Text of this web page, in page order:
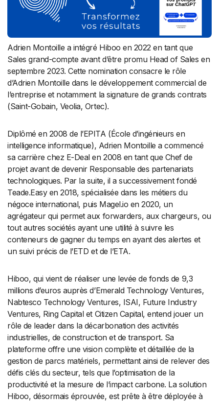
Adrien Montoille a intégré Hiboo en 2022 en tant que
Sales grand-compte avant d’être promu Head of Sales en
septembre 2023. Cette nomination consacre le rôle
d’Adrien Montoille dans le développement commercial de
l’entreprise et notamment la signature de grands contrats
(Saint-Gobain, Veolia, Ortec).
Diplômé en 2008 de l’EPITA (École d’ingénieurs en
intelligence informatique), Adrien Montoille a commencé
sa carrière chez E-Deal en 2008 en tant que Chef de
projet avant de devenir Responsable des partenariats
technologiques. Par la suite, il a successivement fondé
Teade.Easy en 2018, spécialisée dans les métiers du
négoce international, puis Magel.io en 2020, un
agrégateur qui permet aux forwarders, aux chargeurs, ou
tout autres sociétés ayant une utilité à suivre les
conteneurs de gagner du temps en ayant des alertes et
un suivi précis de l’ETD et de l’ETA.
Hiboo, qui vient de réaliser une levée de fonds de 9,3
millions d’euros auprès d’Emerald Technology Ventures,
Nabtesco Technology Ventures, ISAI, Future Industry
Ventures, Ring Capital et Citizen Capital, entend jouer un
rôle de leader dans la décarbonation des activités
industrielles, de construction et de transport. Sa
plateforme offre une vision complète et détaillée de la
gestion de parcs matériels, permettant ainsi de relever des
défis clés du secteur, tels que l’optimisation de la
productivité et la mesure de l’impact carbone. La solution
Hiboo, désormais éprouvée, est prête à être déployée à